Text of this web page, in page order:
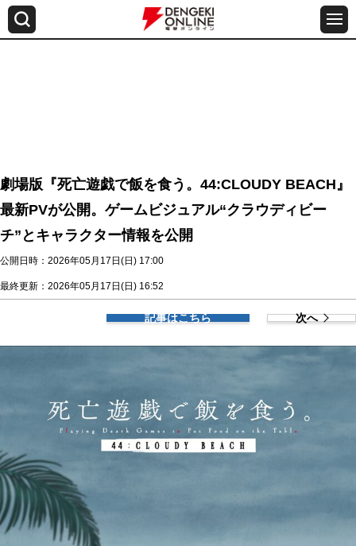
劇場版『死亡遊戯で飯を食う。44:CLOUDY BEACH』
最新PVが公開。ゲームビジュアル“クラウディビー
チ”とキャラクター情報を公開
公開日時：2026年05月17日(日) 17:00
最終更新：2026年05月17日(日) 16:52
記事はこちら 次へ